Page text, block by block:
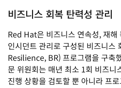
비즈니스 회복 탄력성 관리
Red Hat은 비즈니스 연속성, 재해
인시던트 관리로 구성된 비즈니스
Resilience, BR) 프로그램을 구축
문 위원회는 매년 최소 1회 비즈니
진행 상황을 검토할 뿐 아니라 프